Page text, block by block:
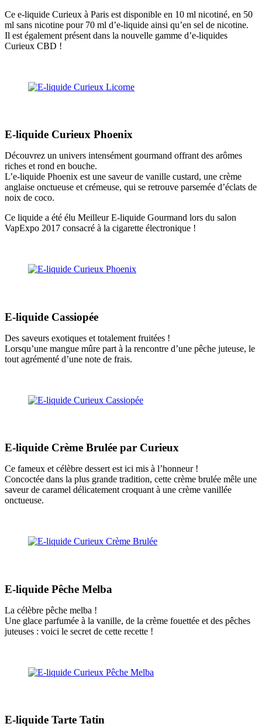
Ce e-liquide Curieux à Paris est disponible en 10 ml nicotiné, en 50
ml sans nicotine pour 70 ml d’e-liquide ainsi qu’en sel de nicotine.
Il est également présent dans la nouvelle gamme d’e-liquides
Curieux CBD !
E-liquide Curieux Phoenix
Découvrez un univers intensément gourmand offrant des arômes
riches et rond en bouche.
L’e-liquide Phoenix est une saveur de vanille custard, une crème
anglaise onctueuse et crémeuse, qui se retrouve parsemée d’éclats de
noix de coco.
Ce liquide a été élu Meilleur E-liquide Gourmand lors du salon
VapExpo 2017 consacré à la cigarette électronique !
E-liquide Cassiopée
Des saveurs exotiques et totalement fruitées !
Lorsqu’une mangue mûre part à la rencontre d’une pêche juteuse, le
tout agrémenté d’une note de frais.
E-liquide Crème Brulée par Curieux
Ce fameux et célèbre dessert est ici mis à l’honneur !
Concoctée dans la plus grande tradition, cette crème brulée mêle une
saveur de caramel délicatement croquant à une crème vanillée
onctueuse.
E-liquide Pêche Melba
La célèbre pêche melba !
Une glace parfumée à la vanille, de la crème fouettée et des pêches
juteuses : voici le secret de cette recette !
E-liquide Tarte Tatin